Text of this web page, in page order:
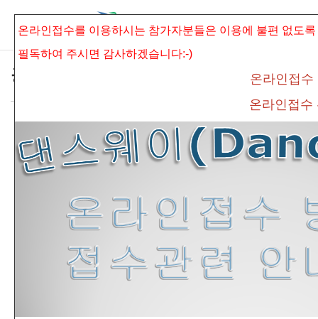
공지사항
*'한민족 평화통일기원' 제18회 차세대전국
무용경연대회 공지사항 안내*
admin 조회 수346 추천 수 0 댓글0
온라인접수를 이용하시는 참가자분들은 이용에 불편 없도록
필독하여 주시면 감사하겠습니다:-)
온라인접수
온라인접
Sketchbook5, 스케치북5
Sketchbook5, 스케치북5